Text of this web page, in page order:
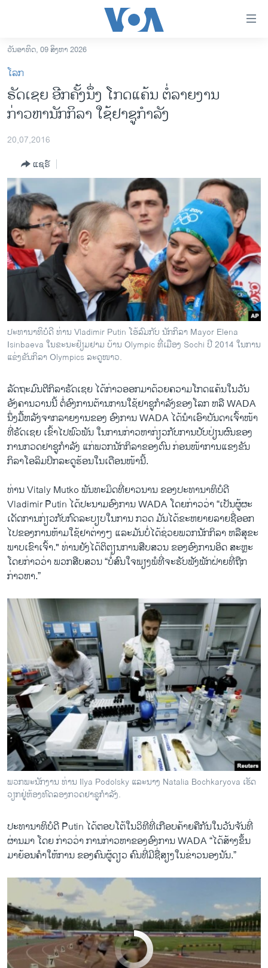
ເຂົ້າ
ຫາ
ຂ້າມ
ຂ້າມ
ຂ້າມ
ຫາ
ລາວ
ອາເມຣິກາ
ການເລືອກຕັ້ງ ປະທານາທີບໍດີ ສະຫະລັດ 2024
ຂ່າວ​ຈີນ
ໂລກ
ເອເຊຍ
ອິດສະຫຼະພາບດ້ານການຂ່າວ
ຊີວິດຊາວລາວ
ຊຸມຊົນຊາວລາວ
ວິທະຍາສາດ-ເທັກໂນໂລຈີ
ພາສາອັງກິດ
ວີດີໂອ
ສຽງ
ລາຍການກະຈາຍສຽງ
ລາຍງານ
ຕິດຕາມພວກເຮົາ ທີ່
ພາສາຕ່າງໆ
ວັນອາທິດ, 09 ສິງຫາ 2026
ໂລກ
ຣັດເຊຍ ອີກຄັ້ງນຶ່ງ ໂກດແຄ້ນ ຕໍ່ລາຍງານ
ກ່າວຫານັກກິລາ ໃຊ້ຢາຊູກຳລັງ
20,07,2016
ແຊຣ໌
ປະທານາທິບໍດີ ທ່ານ Vladimir Putin ໂອ້ລົມກັບ ນັກກິລາ Mayor Elena
Isinbaeva ໃນຂະນະຢ້ຽມຢາມ ບ້ານ Olympic ທີ່ເມືອງ Sochi ປີ 2014 ໃນການ
ແຂ່ງຂັນກິລາ Olympics ລະດູໜາວ.
ລັດຖະມົນຕີ​ກິລາຣັດ​ເຊຍ ​ໄດ້​ກ່າວ​ອອກ​ມາ​ດ້ວຍ​ຄວາມ​ໂກດແຄ້ນ​ໃນ​ວັນ​
ອັງຄານ​ວານ​ນີ້ ​ຕໍ່ອົງການ​ຕ້ານ​ການ​ໃຊ້​ຢາ​ຊູ​ກຳລັງ​ຂອງໂລກ ຫລື WADA
ນຶ່ງ​ມື້​ຫລັງ​ຈາກ​ລາຍ​ງານຂອງ ອົງການ WADA ໄດ້​ນຳ​ເອົາບັນດາ​ເຈົ້າ​ໜ້າ​
ທີ່ຣັດ​ເຊ​ຍ ​ເຂົ້າ​ໄປພົວພັນ ​ໃນ​ການ​ກ່າວ​ຫາ​ກ່ຽວ​ກັບ​ການປັບ​ປ່ຽນຜົນ​ຂອງ​
ການ​ກວດຢາຊູ​ກຳລັງ ​ແກ່​ພວກ​ນັກ​ກິລາ​ຂອງ​ຕົນ ກ່ອນ​ໜ້າ​ການ​ແຂງ​ຂັນ
ກິລາ​ໂອ​ລິ​ມປິກ​ລະ​ດູ​ຮ້ອນ​ໃນ​ເດືອນ​ໜ້າ​ນີ້.
ທ່ານ Vitaly Mutko ພັນທະ​ມິດ​ທີ່ຍາວ​ນານ ​ຂອງ​ປະທານາທິບໍດີ
Vladimir Putin ​ໄດ້​ປະນາມອົງການ WADA ​ໂດຍ​ກ່າວ​ວ່າ “​ເປັນ​ຜູ້ຜະ​
ເດັດ​ການກ່ຽວ​ກັບ​ກົດ​ລະບຽບໃນ​ການ ກວດ ມັນ​ໄດ້ຂະຫຍາຍລາຍ​ຊື່ອອກ​
ໄປຂອງ​ການ​ຫ້າມ​ໃຊ້​ຢາ​ຕ່າງໆ ​ແລະ​ມັນ​ບໍ່​ໄດ້​ຊ່ວຍ​ພວກ​ນັກ​ກິລາ ຫລື​ສຸ​ຂະ​
ພາບເຂົາ​ເຈົ້າ." ທ່ານ​ຍັງ​ໄດ້​ຕິ​ຕຽນ​ການ​ສືບສວນ ຂອງອົງການອິດ ສະຫຼະ ​
ໂດຍ​ກ່າວ​ວ່າ ພວກສືບສວນ “​ບໍ່ສົນ​ໃຈ​ພຽງພໍທີ່​ຈະ​ຮັບຟັງ​ພັກ​ຝ່າຍ​ທີ່​ຖືກ​
ກ່າວ​ຫາ.”
ພວກພະນັກງານ ທ່ານ Ilya Podolsky ແລະນາງ Natalia Bochkaryova ເຮັດ
ວຽກຢູ່ຫ້ອງທົດລອງກວດຢາຊູກຳລັງ.
ປະທານາທິບໍດີ Putin ​ໄດ້​ຕອບ​ໂຕ້ໃນ​ວິທີ​ທີ່​ເກືອບ​ຄ້າຍຄື​ກັນ​ໃນ​ວັນ​ຈັນທີ່
ຜ່ານມາ ​ໂດຍ ກ່າວ​ວ່າ ການ​ກ່າວ​ຫາຂອງອົງການ WADA “​ໄດ້​ສ້າງ​ຂຶ້ນ​
ມາ​ຍ້ອນຄຳ​ໃຫ້ການ ຂອງ​ຄົນ​ຜູ້​ດຽວ ຄົນ​ທີ່​ມີ​ຊື່​ສຽງໃນ​ຂ່າວ​ນອງ​ນັນ​.”
EMBED SHARE
Russia's Participation at Brazil Olympic Games Still In Question
byສຽງອາເມຣິກາ ວີໂອເອລາວ
No media source currently available